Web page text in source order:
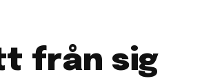
från sig